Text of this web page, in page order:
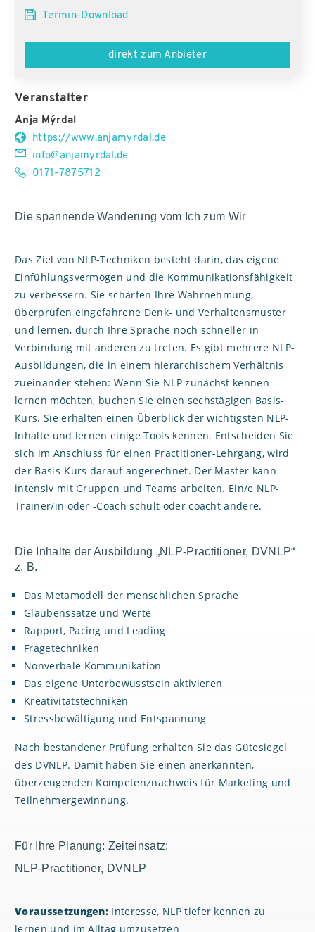
Termin-Download
direkt zum Anbieter
Veranstalter
Anja Mýrdal
https://www.anjamyrdal.de
info@anjamyrdal.de
0171-7875712
Die spannende Wanderung vom Ich zum Wir
Das Ziel von NLP-Techniken besteht darin, das eigene
Einfühlungsvermögen und die Kommunikationsfähigkeit
zu verbessern. Sie schärfen Ihre Wahrnehmung,
überprüfen eingefahrene Denk- und Verhaltensmuster
und lernen, durch Ihre Sprache noch schneller in
Verbindung mit anderen zu treten. Es gibt mehrere NLP-
Ausbildungen, die in einem hierarchischem Verhältnis
zueinander stehen: Wenn Sie NLP zunächst kennen
lernen möchten, buchen Sie einen sechstägigen Basis-
Kurs. Sie erhalten einen Überblick der wichtigsten NLP-
Inhalte und lernen einige Tools kennen. Entscheiden Sie
sich im Anschluss für einen Practitioner-Lehrgang, wird
der Basis-Kurs darauf angerechnet. Der Master kann
intensiv mit Gruppen und Teams arbeiten. Ein/e NLP-
Trainer/in oder -Coach schult oder coacht andere.
Die Inhalte der Ausbildung „NLP-Practitioner, DVNLP“
z. B.
Das Metamodell der menschlichen Sprache
Glaubenssätze und Werte
Rapport, Pacing und Leading
Fragetechniken
Nonverbale Kommunikation
Das eigene Unterbewusstsein aktivieren
Kreativitätstechniken
Stressbewältigung und Entspannung
Nach bestandener Prüfung erhalten Sie das Gütesiegel
des DVNLP. Damit haben Sie einen anerkannten,
überzeugenden Kompetenznachweis für Marketing und
Teilnehmergewinnung.
Für Ihre Planung: Zeiteinsatz:
NLP-Practitioner, DVNLP
Voraussetzungen: Interesse, NLP tiefer kennen zu
lernen und im Alltag umzusetzen